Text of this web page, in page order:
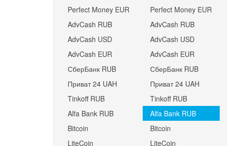
Perfect Money EUR
AdvCash RUB
AdvCash USD
AdvCash EUR
СберБанк RUB
Приват 24 UAH
Tinkoff RUB
Alfa Bank RUB
Bitcoin
LiteCoin
Perfect Money EUR
AdvCash RUB
AdvCash USD
AdvCash EUR
СберБанк RUB
Приват 24 UAH
Tinkoff RUB
Alfa Bank RUB
Bitcoin
LiteCoin